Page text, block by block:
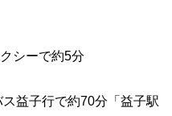
シーで約5分
ス益子行で約70分「益子駅